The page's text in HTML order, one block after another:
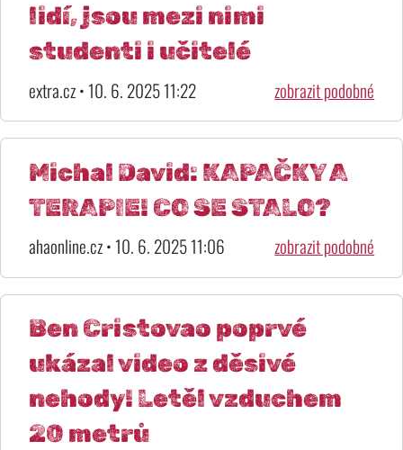
lidí, jsou mezi nimi
studenti i učitelé
extra.cz • 10. 6. 2025 11:22 zobrazit podobné
Michal David: KAPAČKY A
TERAPIE! CO SE STALO?
ahaonline.cz • 10. 6. 2025 11:06 zobrazit podobné
Ben Cristovao poprvé
ukázal video z děsivé
nehody! Letěl vzduchem
20 metrů